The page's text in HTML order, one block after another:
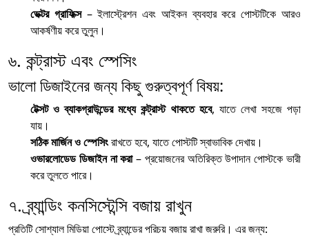
ভেক্টর গ্রাফিক্স– ইলাস্ট্রেশন এবং আইকন ব্যবহার করে পোস্টটিকে আরও
আকর্ষণীয় করে তুলুন।
৬. কন্ট্রাস্ট এবং স্পেসিং
ভালো ডিজাইনের জন্য কিছু গুরুত্বপূর্ণ বিষয়:
টেক্সট ও ব্যাকগ্রাউন্ডের মধ্যে কন্ট্রাস্ট থাকতে হবে, যাতে লেখা সহজে পড়া
যায়।
সঠিক মার্জিন ও স্পেসিংরাখতে হবে, যাতে পোস্টটি স্বাভাবিক দেখায়।
ওভারলোডেড ডিজাইন না করা– প্রয়োজনের অতিরিক্ত উপাদান পোস্টকে ভারী
করে তুলতে পারে।
৭. ব্র্যান্ডিং কনসিস্টেন্সি বজায় রাখুন
প্রতিটি সোশ্যাল মিডিয়া পোস্টে ব্র্যান্ডের পরিচয় বজায় রাখা জরুরি। এর জন্য: